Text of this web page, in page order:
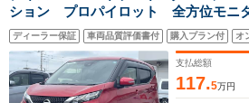
ション プロパイロット 全方位モニ
減ブレーキ 前後ドラレコ ETC
違い衝突防止アシスト
ディーラー保証 車両品質評価書付 購入プラン付 オ
支払総額
117.5万円